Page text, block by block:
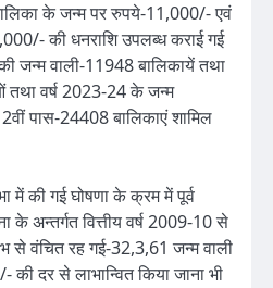
के जन्म पर रुपये-11,000/- एवं
की धनराशि उपलब्ध कराई गई
जन्म वाली-11948 बालिकायें तथा
तथा वर्ष 2023-24 के जन्म
पास-24408 बालिकाएं शामिल
में की गई घोषणा के क्रम में पूर्व
के अन्तर्गत वित्तीय वर्ष 2009-10 से
से वंचित रह गई-32,3,61 जन्म वाली
दर से लाभान्वित किया जाना भी